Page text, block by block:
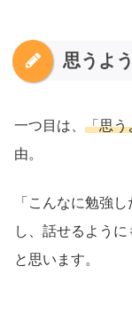
思うよ
一つ目は、 「思う
由。
「こんなに勉強
し、話せるよう
と思います。